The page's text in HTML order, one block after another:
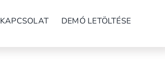
KAPCSOLAT DEMÓ LETÖLTÉSE